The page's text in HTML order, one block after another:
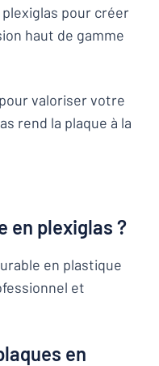
pour créer
haut de gamme
valoriser votre
rend la plaque à la
en plexiglas ?
en plastique
et
en